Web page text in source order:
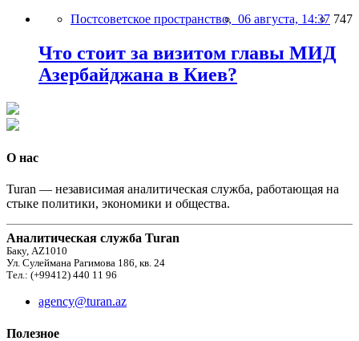
Постсоветское пространство, 06 августа, 14:37 747
Что стоит за визитом главы МИД
Азербайджана в Киев?
О нас
Turan — независимая аналитическая служба, работающая на
стыке политики, экономики и общества.
Аналитическая служба Turan
Баку, AZ1010
Ул. Сулеймана Рагимова 186, кв. 24
Тел.: (+99412) 440 11 96
agency@turan.az
Полезное